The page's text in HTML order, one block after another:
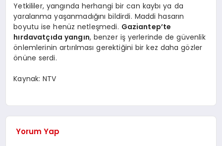
Yetkililer, yangında herhangi bir can kaybı ya da
yaralanma yaşanmadığını bildirdi. Maddi hasarın
boyutu ise henüz netleşmedi. Gaziantep’te
hırdavatçıda yangın, benzer iş yerlerinde de güvenlik
önlemlerinin artırılması gerektiğini bir kez daha gözler
önüne serdi.
Kaynak: NTV
Yorum Yap